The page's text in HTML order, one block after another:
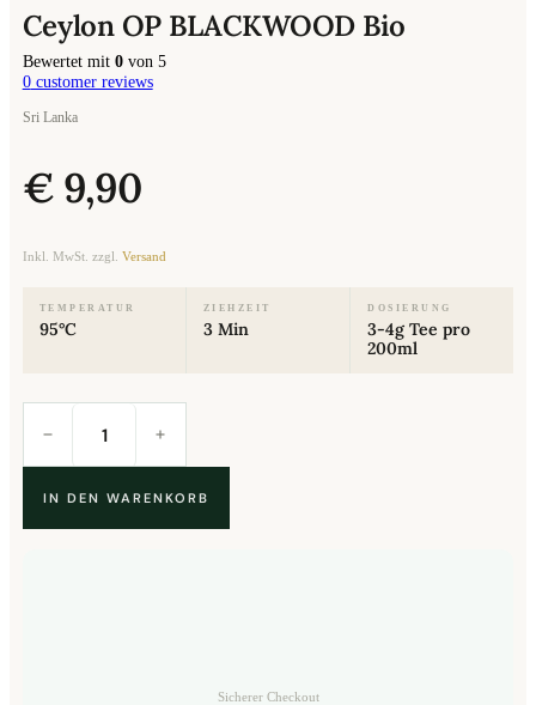
Ceylon OP BLACKWOOD Bio
Bewertet mit 0von 5
0customer reviews
Sri Lanka
€9,90
Inkl. MwSt. zzgl. Versand
TEMPERATUR
95°C
ZIEHZEIT
3 Min
DOSIERUNG
3-4g Tee pro
200ml
BLACKWOOD
IN DEN WARENKORB
Sicherer Checkout